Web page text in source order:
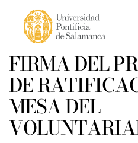
FIRMA DEL
DE
MESA DEL